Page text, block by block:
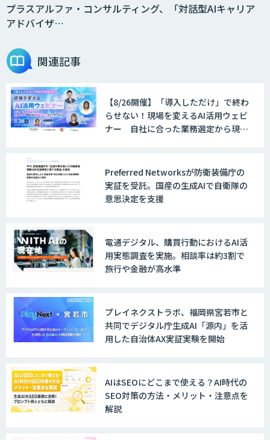
プラスアルファ・コンサルティング、「対話型AIキャリア
アドバイザ…
関連記事
【8/26開催】「導入しただけ」で終わ
らせない！現場を変えるAI活用ウェビ
ナー 自社に合った業務選定から現
Preferred Networksが防衛装備庁の
実証を受託。国産の生成AIで自衛隊の
意思決定を支援
電通デジタル、購買行動におけるAI活
用実態調査を実施。相談率は約3割で
旅行や金融が高水準
プレイネクストラボ、福岡県宮若市と
共同でデジタル庁生成AI「源内」を活
用した自治体AX実証実験を開始
AIはSEOにどこまで使える？AI時代の
SEO対策の方法・メリット・注意点を
解説